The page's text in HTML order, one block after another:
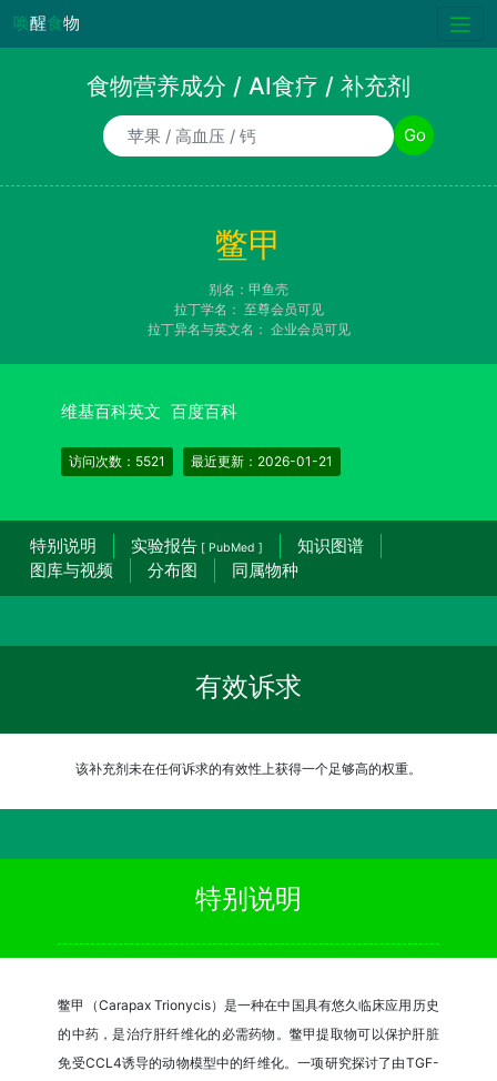
唤醒食物
食物营养成分 / AI食疗 / 补充剂
食物/AI食疗诉求/补充剂名称 Go
鳖甲
别名：甲鱼壳
拉丁学名： 至尊会员可见
拉丁异名与英文名： 企业会员可见
维基百科英文 百度百科
访问次数：5521 最近更新：2026-01-21
特别说明 实验报告 [ PubMed ]
知识图谱
图库与视频
分布图 同属物种
有效诉求
该补充剂未在任何诉求的有效性上获得一个足够高的权重。
特别说明
鳖甲（Carapax Trionycis）是一种在中国具有悠久临床应用历史
的中药，是治疗肝纤维化的必需药物。鳖甲提取物可以保护肝脏
免受CCL4诱导的动物模型中的纤维化。一项研究探讨了由TGF-